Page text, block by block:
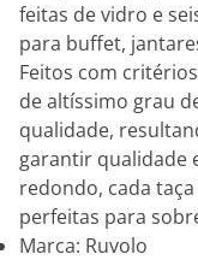
feitas de vidro e
para buffet,
Feitos com
de altíssimo grau
qualidade,
garantir qualidade
redondo, cada
perfeitas para
Marca: Ruvolo